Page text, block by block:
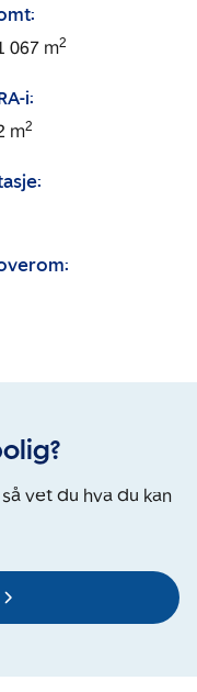
067 m2
i:
m2
vet du hva du kan